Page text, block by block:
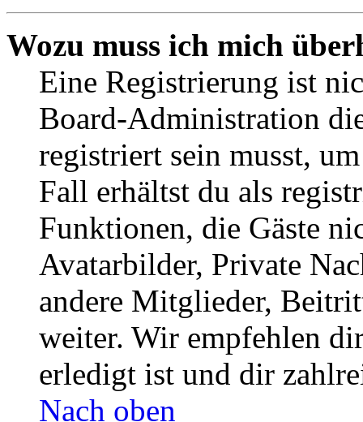
Wozu muss ich mich
Eine Registrierung ist
Board-Administration
registriert sein musst,
Fall erhältst du als
Funktionen, die Gäste
Avatarbilder, Private
andere Mitglieder,
weiter. Wir empfehlen
erledigt ist und dir
Nach oben